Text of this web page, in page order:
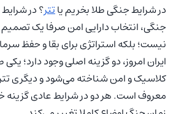
در شرایط جنگی طلا بخریم یاتتر؟ در شرایط
جنگی، انتخاب دارایی امن صرفا یک
نیست؛ بلکه استراتژی برای بقا و حفظ
ایران امروز، دو گزینه اصلی وجود دارد؛
کلاسیک و امن شناخته می‌شود و دیگری
معروف است. هر دو در شرایط عادی گزینه